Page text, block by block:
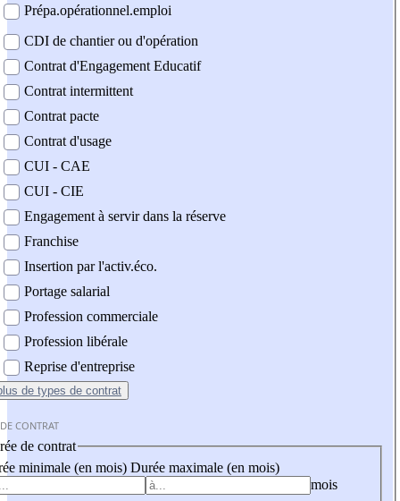
Prépa.opérationnel.emploi
CDI de chantier ou d'opération
Contrat d'Engagement Educatif
Contrat intermittent
Contrat pacte
Contrat d'usage
CUI - CAE
CUI - CIE
Engagement à servir dans la réserve
Franchise
Insertion par l'activ.éco.
Portage salarial
Profession commerciale
Profession libérale
Reprise d'entreprise
de types de contrat
CONTRAT
de contrat
minimale (en mois) Durée maximale (en mois)
mois